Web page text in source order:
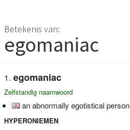
Betekenis van:
egomaniac
egomaniac
Zelfstandig naamwoord
an abnormally egotistical person
HYPERONIEMEN